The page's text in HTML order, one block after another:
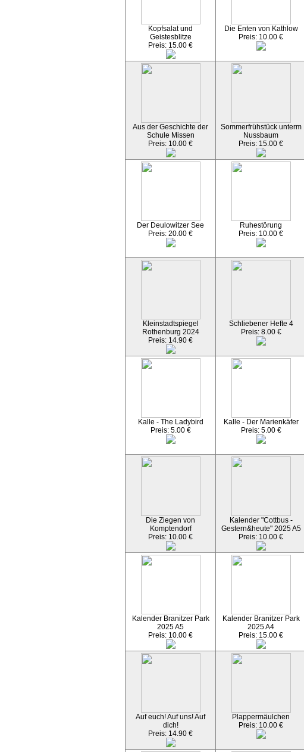
Kopfsalat und
Geistesblitze
Preis: 15.00 €
Die Enten von Kathlow
Preis: 10.00 €
Aus der Geschichte der
Schule Missen
Preis: 10.00 €
Sommerfrühstück unterm
Nussbaum
Preis: 15.00 €
Der Deulowitzer See
Preis: 20.00 €
Ruhestörung
Preis: 10.00 €
Kleinstadtspiegel
Rothenburg 2024
Preis: 14.90 €
Schliebener Hefte 4
Preis: 8.00 €
Kalle - The Ladybird
Preis: 5.00 €
Kalle - Der Marienkäfer
Preis: 5.00 €
Die Ziegen von
Komptendorf
Preis: 10.00 €
Kalender "Cottbus -
Gestern&heute" 2025 A5
Preis: 10.00 €
Kalender Branitzer Park
2025 A5
Preis: 10.00 €
Kalender Branitzer Park
2025 A4
Preis: 15.00 €
Auf euch! Auf uns! Auf
dich!
Preis: 14.90 €
Plappermäulchen
Preis: 10.00 €